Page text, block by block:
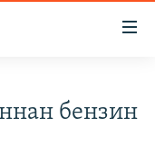
бензин